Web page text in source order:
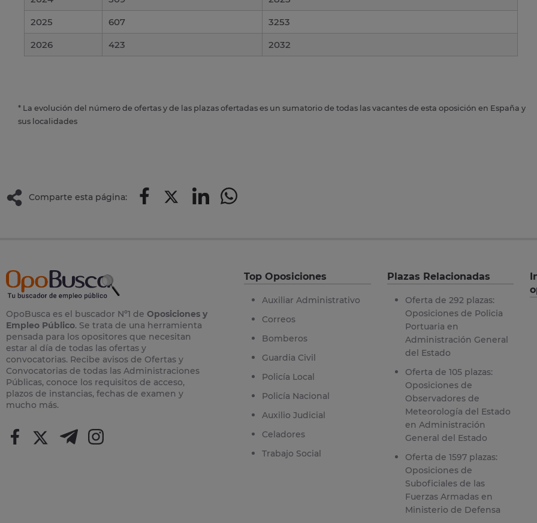
2025
607
3253
2026
423 2032
* La evolución del número de ofertas y de las plazas ofertadas es un sumatorio de todas las vacantes de esta oposición en España y
sus localidades
Comparte esta página:
OpoBusca es el buscador Nº1 de Oposiciones y
Empleo Público. Se trata de una herramienta
pensada para los opositores que necesitan
estar al día de todas las ofertas y
convocatorias. Recibe avisos de Ofertas y
Convocatorias de todas las Administraciones
Públicas, conoce los requisitos de acceso,
plazos de instancias, fechas de examen y
mucho más.
Top Oposiciones
Auxiliar Administrativo
Correos
Bomberos
Guardia Civil
Policía Local
Policía Nacional
Auxilio Judicial
Celadores
Trabajo Social
Plazas Relacionadas
Oferta de 292 plazas:
Oposiciones de Policia
Portuaria en
Administración General
del Estado
Oferta de 105 plazas:
Oposiciones de
Observadores de
Meteorología del Estado
en Administración
General del Estado
Oferta de 1597 plazas:
Oposiciones de
Suboficiales de las
Fuerzas Armadas en
Ministerio de Defensa